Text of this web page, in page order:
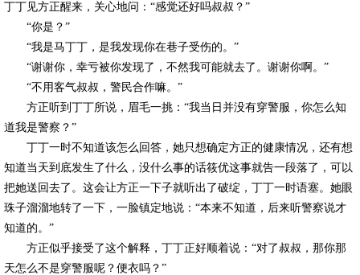
丁丁见方正醒来，关心地问：“感觉还好吗叔叔？”
“你是？”
“我是马丁丁，是我发现你在巷子受伤的。”
“谢谢你，幸亏被你发现了，不然我可能就去了。谢谢你啊。”
“不用客气叔叔，警民合作嘛。”
方正听到丁丁所说，眉毛一挑：“我当日并没有穿警服，你怎么知
道我是警察？”
丁丁一时不知道该怎么回答，她只想确定方正的健康情况，还有想
知道当天到底发生了什么，没什么事的话筱优这事就告一段落了，可以
把她送回去了。这会让方正一下子就听出了破绽，丁丁一时语塞。她眼
珠子溜溜地转了一下，一脸镇定地说：“本来不知道，后来听警察说才
知道的。”
方正似乎接受了这个解释，丁丁正好顺着说：“对了叔叔，那你那
天怎么不是穿警服呢？便衣吗？”